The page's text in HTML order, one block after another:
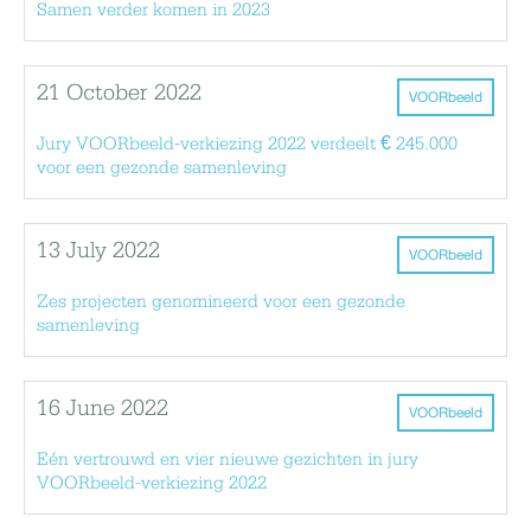
Samen verder komen in 2023
VOORbeeld
21 October 2022
Jury VOORbeeld-verkiezing 2022 verdeelt € 245.000
voor een gezonde samenleving
VOORbeeld
13 July 2022
Zes projecten genomineerd voor een gezonde
samenleving
VOORbeeld
16 June 2022
Eén vertrouwd en vier nieuwe gezichten in jury
VOORbeeld-verkiezing 2022